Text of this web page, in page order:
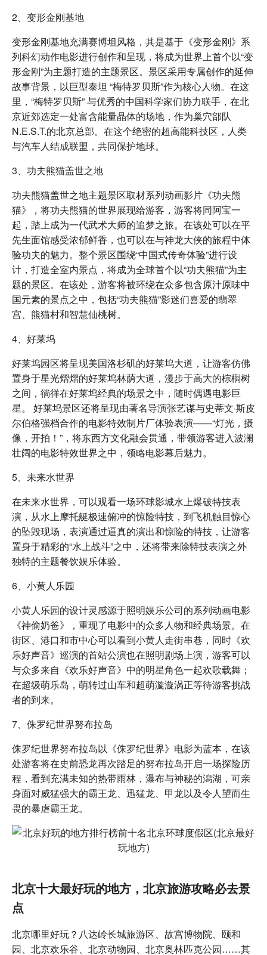
2、变形金刚基地
变形⾦刚基地充满赛博坦⻛格，其是基于《变形金刚》系
列科幻动作电影进行创作和呈现，将成为世界上首个以“变
形金刚”为主题打造的主题景区。景区采用专属创作的延伸
故事背景，以巨型泰坦 “梅特罗贝斯”作为核心人物。在这
里，“梅特罗贝斯” 与优秀的中国科学家们协力联手，在北
京近郊选定一处富含能量晶体的场地，作为巢穴部队
N.E.S.T.的北京总部。在这个绝密的超高能科技区，人类
与汽车人结成联盟，共同保护地球。
3、功夫熊猫盖世之地
功夫熊猫盖世之地主题景区取材系列动画影片《功夫熊
猫》，将功夫熊猫的世界展现给游客，游客将同阿宝一
起，踏上成为一代武术大师的追梦之旅。在该处可以在平
先生面馆感受浓郁鲜香，也可以在与神龙大侠的旅程中体
验功夫的魅力。整个景区围绕“中国式传奇体验”进行设
计，打造全室内景点，将成为全球首个以“功夫熊猫”为主
题的景区。在该处，游客将被环绕在众多包含原汁原味中
国元素的景点之中，包括“功夫熊猫”影迷们喜爱的翡翠
宫、熊猫村和智慧仙桃树。
4、好莱坞
好莱坞园区将呈现美国洛杉矶的好莱坞大道，让游客仿佛
置身于星光熠熠的好莱坞林荫大道，漫步于高大的棕榈树
之间，徜徉在好莱坞经典的场景之中，随时偶遇电影巨
星。 好莱坞景区还将呈现由著名导演张艺谋与史蒂文·斯皮
尔伯格强档合作的电影特效制片厂体验表演——“灯光，摄
像，开拍！”，将东西方文化融会贯通，带领游客进入波澜
壮阔的电影特效世界之中，领略电影幕后魅力。
5、未来水世界
在未来水世界，可以观看一场环球影城水上爆破特技表
演，从水上摩托艇极速俯冲的惊险特技，到飞机触目惊心
的坠毁现场，表演通过逼真的演出和惊险的特技，让游客
置身于精彩的“水上战斗”之中，还将带来除特技表演之外
独特的主题餐饮娱乐体验。
6、小黄人乐园
小黄人乐园的设计灵感源于照明娱乐公司的系列动画电影
《神偷奶爸》，重现了电影中的众多人物和经典场景。在
街区、港口和市中心可以看到小黄人走街串巷，同时《欢
乐好声音》巡演的首站公演也在照明剧场上演，游客可以
与众多来自《欢乐好声音》中的明星角色一起欢歌载舞；
在超级萌乐岛，萌转过山车和超萌漩漩涡正等待游客挑战
者的到来。
7、侏罗纪世界努布拉岛
侏罗纪世界努布拉岛以《侏罗纪世界》电影为蓝本，在该
处游客将在史前恐龙再次踏足的努布拉岛开启一场探险历
程，看到充满未知的热带雨林，瀑布与神秘的潟湖，可亲
身面对威猛强大的霸王龙、迅猛龙、甲龙以及令人望而生
畏的暴虐霸王龙。
北京十大最好玩的地方，北京旅游攻略必去景
点
北京哪里好玩？八达岭长城旅游区、故宫博物院、颐和
园、北京欢乐谷、北京动物园、北京奥林匹克公园……其